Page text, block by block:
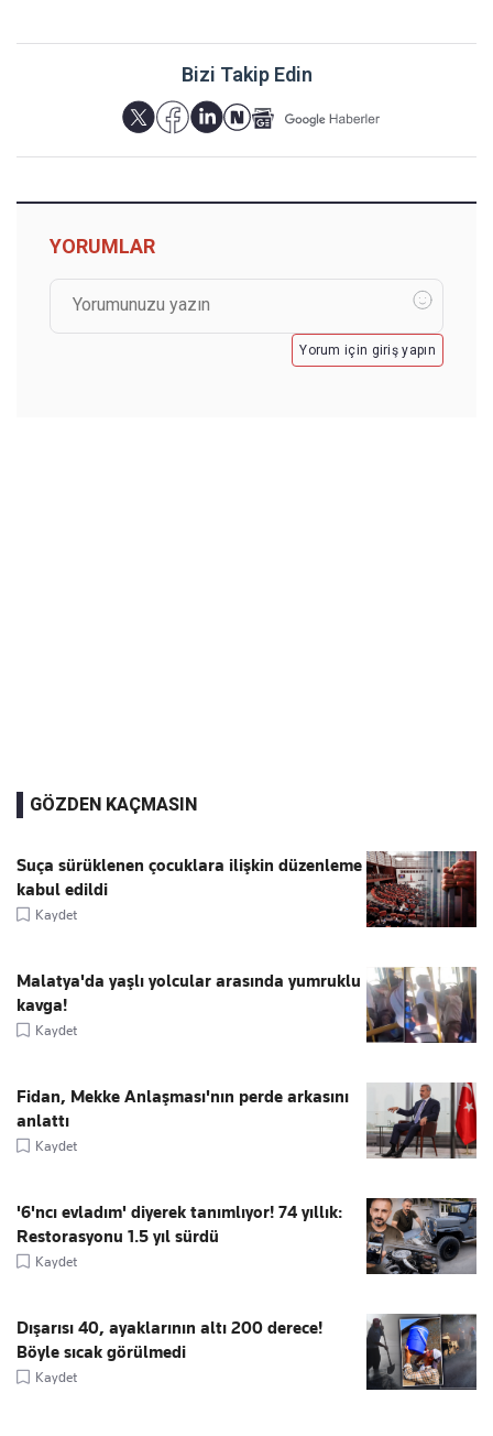
Bizi Takip Edin
YORUMLAR
Yorum için giriş yapın
GÖZDEN KAÇMASIN
Suça sürüklenen çocuklara ilişkin düzenleme
kabul edildi
Kaydet
Malatya'da yaşlı yolcular arasında yumruklu
kavga!
Kaydet
Fidan, Mekke Anlaşması'nın perde arkasını
anlattı
Kaydet
'6'ncı evladım' diyerek tanımlıyor! 74 yıllık:
Restorasyonu 1.5 yıl sürdü
Kaydet
Dışarısı 40, ayaklarının altı 200 derece!
Böyle sıcak görülmedi
Kaydet